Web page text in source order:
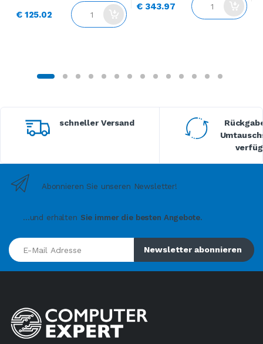
€ 125.02
€ 343.97
schneller Versand
Abonnieren Sie unseren Newsletter!
...und erhalten Sie immer die besten Angebote.
E-Mail Adresse
Newsletter abonnieren